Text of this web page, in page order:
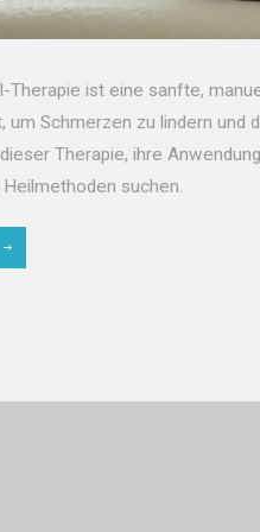
Therapie ist eine sanfte,
um Schmerzen zu lindern und
Therapie, ihre
suchen.